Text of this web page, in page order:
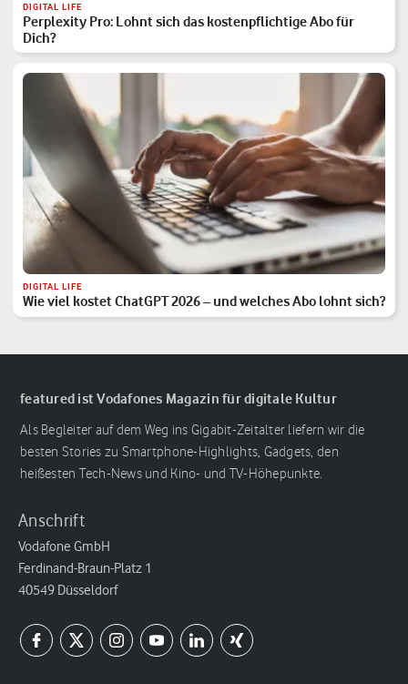
DIGITAL LIFE
Perplexity Pro: Lohnt sich das kostenpflichtige Abo für
Dich?
DIGITAL LIFE
Wie viel kostet ChatGPT 2026 – und welches Abo lohnt sich?
featured ist Vodafones Magazin für digitale Kultur
Als Begleiter auf dem Weg ins Gigabit-Zeitalter liefern wir die
besten Stories zu Smartphone-Highlights, Gadgets, den
heißesten Tech-News und Kino- und TV-Höhepunkte.
Anschrift
Vodafone GmbH
Ferdinand-Braun-Platz 1
40549 Düsseldorf